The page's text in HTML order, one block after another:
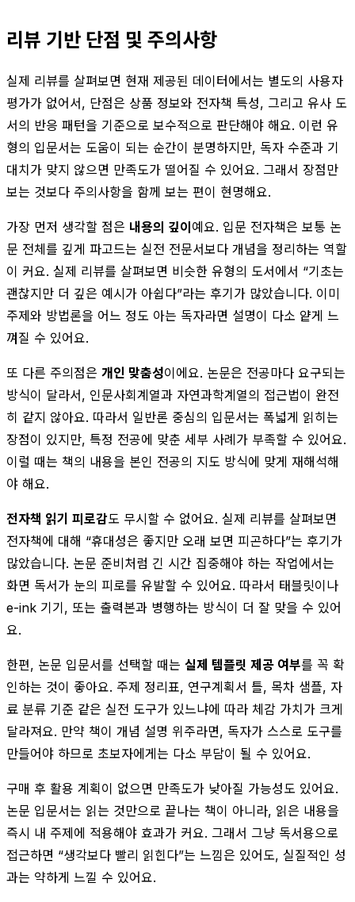
리뷰 기반 단점 및 주의사항
실제 리뷰를 살펴보면 현재 제공된 데이터에서는 별도의 사용자
평가가 없어서, 단점은 상품 정보와 전자책 특성, 그리고 유사 도
서의 반응 패턴을 기준으로 보수적으로 판단해야 해요. 이런 유
형의 입문서는 도움이 되는 순간이 분명하지만, 독자 수준과 기
대치가 맞지 않으면 만족도가 떨어질 수 있어요. 그래서 장점만
보는 것보다 주의사항을 함께 보는 편이 현명해요.
가장 먼저 생각할 점은 내용의 깊이예요. 입문 전자책은 보통 논
문 전체를 깊게 파고드는 실전 전문서보다 개념을 정리하는 역할
이 커요. 실제 리뷰를 살펴보면 비슷한 유형의 도서에서 “기초는
괜찮지만 더 깊은 예시가 아쉽다”라는 후기가 많았습니다. 이미
주제와 방법론을 어느 정도 아는 독자라면 설명이 다소 얕게 느
껴질 수 있어요.
또 다른 주의점은 개인 맞춤성이에요. 논문은 전공마다 요구되는
방식이 달라서, 인문사회계열과 자연과학계열의 접근법이 완전
히 같지 않아요. 따라서 일반론 중심의 입문서는 폭넓게 읽히는
장점이 있지만, 특정 전공에 맞춘 세부 사례가 부족할 수 있어요.
이럴 때는 책의 내용을 본인 전공의 지도 방식에 맞게 재해석해
야 해요.
전자책 읽기 피로감도 무시할 수 없어요. 실제 리뷰를 살펴보면
전자책에 대해 “휴대성은 좋지만 오래 보면 피곤하다”는 후기가
많았습니다. 논문 준비처럼 긴 시간 집중해야 하는 작업에서는
화면 독서가 눈의 피로를 유발할 수 있어요. 따라서 태블릿이나
e-ink 기기, 또는 출력본과 병행하는 방식이 더 잘 맞을 수 있어
요.
한편, 논문 입문서를 선택할 때는 실제 템플릿 제공 여부를 꼭 확
인하는 것이 좋아요. 주제 정리표, 연구계획서 틀, 목차 샘플, 자
료 분류 기준 같은 실전 도구가 있느냐에 따라 체감 가치가 크게
달라져요. 만약 책이 개념 설명 위주라면, 독자가 스스로 도구를
만들어야 하므로 초보자에게는 다소 부담이 될 수 있어요.
구매 후 활용 계획이 없으면 만족도가 낮아질 가능성도 있어요.
논문 입문서는 읽는 것만으로 끝나는 책이 아니라, 읽은 내용을
즉시 내 주제에 적용해야 효과가 커요. 그래서 그냥 독서용으로
접근하면 “생각보다 빨리 읽힌다”는 느낌은 있어도, 실질적인 성
과는 약하게 느낄 수 있어요.